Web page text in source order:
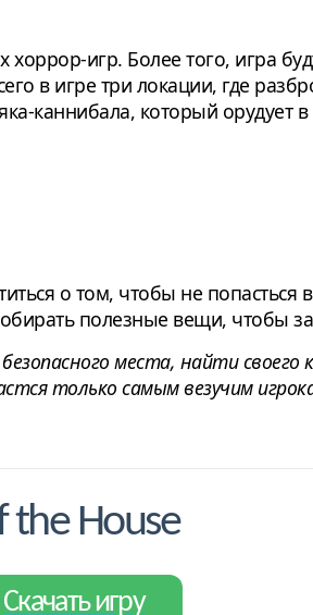
хоррор-игр. Более того, игра
в игре три локации, где
каннибала, который орудует
о том, чтобы не попасться
полезные вещи, чтобы
места, найти своего
только самым везучим
the House
Скачать игру